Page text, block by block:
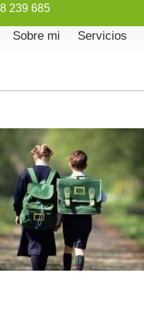
239 685
Sobre mi Servicios